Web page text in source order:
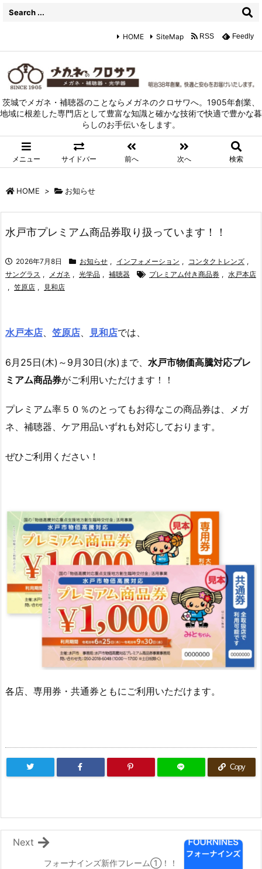
茨城でメガネ・補聴器のことならメガネのクロサワへ。1905年創業、
地域に根差した専門店として豊富な知識と確かな技術で快適で豊かな暮
らしのお手伝いをします。
メニュー サイドバー 前へ 次へ 検索
HOME SiteMap RSS Feedly
HOME > お知らせ
水戸市プレミアム商品券取り扱っています！！
2026年7月8日 お知らせ , インフォメーション , コンタクトレンズ ,
サングラス , メガネ , 光学品 , 補聴器 プレミアム付き商品券 , 水戸本店
, 笠原店 , 見和店
水戸本店 笠原店 見和店では、
6月25日(木)～9月30日(水)まで、 水戸市物価高騰対応プレ
ミアム商品券がご利用いただけます！！
プレミアム率５０％のとってもお得なこの商品券は、メガ
ネ、補聴器、ケア用品いずれも対応しております。
ぜひご利用ください！
各店、専用券・共通券ともにご利用いただけます。
Copy
フォーナインズ新作フレーム①！！
Next